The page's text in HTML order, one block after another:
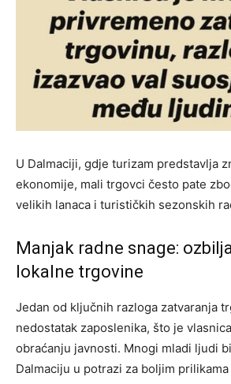
U Dalmaciji, gdje turizam predstavlja
ekonomije, mali trgovci često pate
velikih lanaca i turističkih sezonskih
Manjak radne snage:
lokalne trgovine
Jedan od ključnih razloga zatvaranja
nedostatak zaposlenika, što je
obraćanju javnosti. Mnogi mladi ljudi
Dalmaciju u potrazi za boljim